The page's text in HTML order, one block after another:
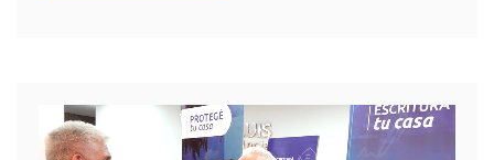
Reproductor
de